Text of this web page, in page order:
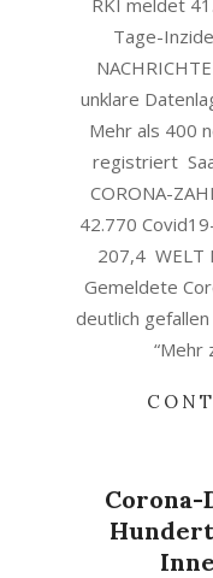
RKI meldet
Tage-
unklare
Mehr als 400
registriert
CORONA-
42.770
207,4 WELT
Gemeldete
deutlich
“Mehr
Corona-